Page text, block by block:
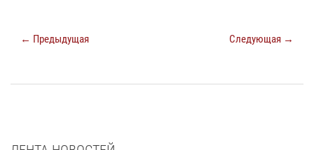
← Предыдущая Следующая →